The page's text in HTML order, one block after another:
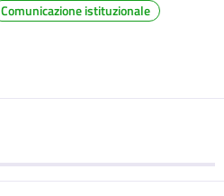
Comunicazione istituzionale